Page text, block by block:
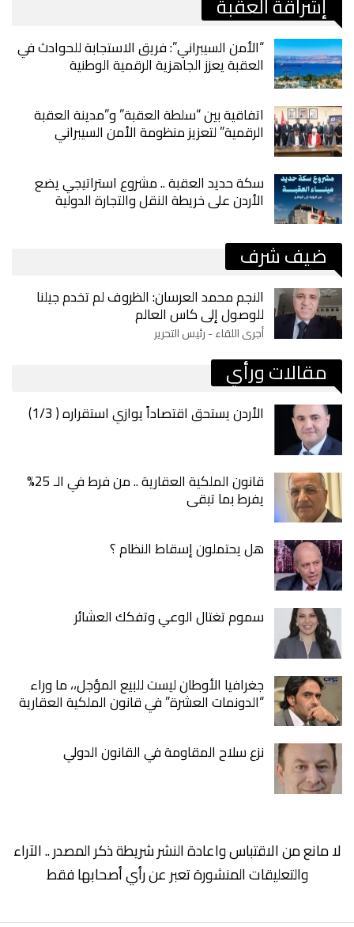
“الأمن السيبراني”: فريق الاستجابة للحوادث في
العقبة يعزز الجاهزية الرقمية الوطنية
اتفاقية بين “سلطة العقبة” و”مدينة العقبة
الرقمية” لتعزيز منظومة الأمن السيبراني
سكة حديد العقبة .. مشروع استراتيجي يضع
الأردن على خريطة النقل والتجارة الدولية
ضيف شرف
النجم محمد العرسان: الظروف لم تخدم جيلنا
للوصول إلى كاس العالم
أجرى اللقاء - رئيس التحرير
مقالات ورأي
الأردن يستحق اقتصاداً يوازي استقراره ( 1/3)
قانون الملكية العقارية .. من فرط في الـ 25%
يفرط بما تبقى
هل يحتملون إسقاط النظام ؟
سموم تغتال الوعي وتفكك العشائر
جغرافيا الأوطان ليست للبيع المؤجل،، ما وراء
“الدونمات العشرة” في قانون الملكية العقارية
نزع سلاح المقاومة في القانون الدولي
لا مانع من الاقتباس واعادة النشر شريطة ذكر المصدر .. الآراء
والتعليقات المنشورة تعبر عن رأي أصحابها فقط